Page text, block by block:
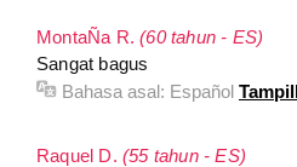
MontaÑa R.(60 tahun - ES)
Sangat bagus
Bahasa asal: Español
Raquel D. (55 tahun - ES)